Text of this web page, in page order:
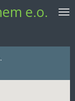
e.o.